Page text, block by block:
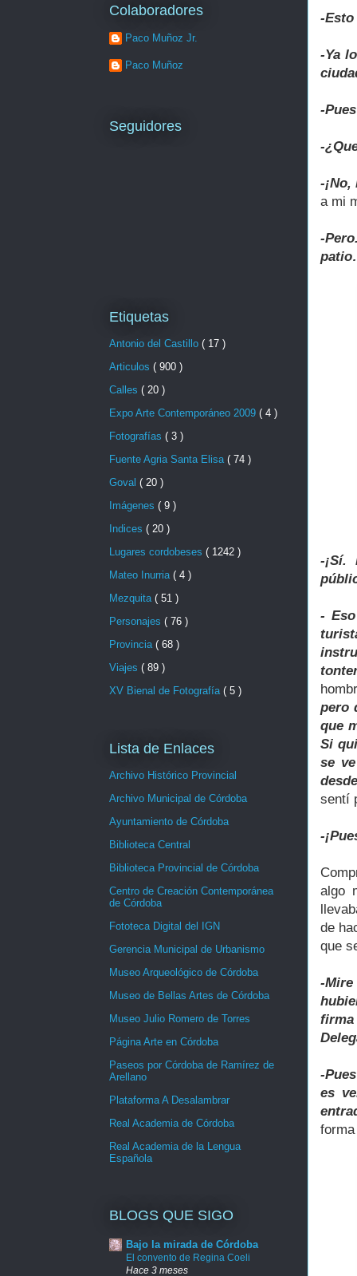
-
-Ya
-
-
-¡No,
a mi
-
-¡Sí.
-
pero
que
Si
se
sentí
-
algo
de
que
-
-
es
Colaboradores
Paco Muñoz Jr.
Paco Muñoz
Seguidores
Etiquetas
Antonio del Castillo ( 17 )
Articulos ( 900 )
Calles ( 20 )
Expo Arte Contemporáneo 2009 ( 4 )
Fotografías ( 3 )
Fuente Agria Santa Elisa ( 74 )
Goval ( 20 )
Imágenes ( 9 )
Indices ( 20 )
Lugares cordobeses ( 1242 )
Mateo Inurria ( 4 )
Mezquita ( 51 )
Personajes ( 76 )
Provincia ( 68 )
Viajes ( 89 )
XV Bienal de Fotografía ( 5 )
Lista de Enlaces
Archivo Histórico Provincial
Archivo Municipal de Córdoba
Ayuntamiento de Córdoba
Biblioteca Central
Biblioteca Provincial de Córdoba
Centro de Creación Contemporánea
de Córdoba
Fototeca Digital del IGN
Gerencia Municipal de Urbanismo
Museo Arqueológico de Córdoba
Museo de Bellas Artes de Córdoba
Museo Julio Romero de Torres
Página Arte en Córdoba
Paseos por Córdoba de Ramírez de
Arellano
Plataforma A Desalambrar
Real Academia de Córdoba
Real Academia de la Lengua
Española
BLOGS QUE SIGO
Bajo la mirada de Córdoba
El convento de Regina Coeli
Hace 3 meses